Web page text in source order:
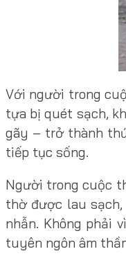
Với người trong
tựa bị quét sạch,
gãy – trở thành
tiếp tục sống.
Người trong cuộc
thờ được lau
nhẫn. Không phải
tuyên ngôn âm